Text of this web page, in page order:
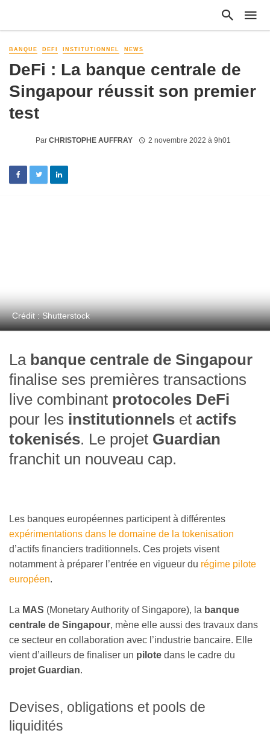
BANQUE DEFI INSTITUTIONNEL NEWS
DeFi : La banque centrale de
Singapour réussit son premier
test
Par CHRISTOPHE AUFFRAY 2 novembre 2022 à 9h01
Crédit : Shutterstock
Labanque centrale de Singapour
finalise ses premières transactions
live combinant protocoles DeFi
pour les institutionnels et actifs
tokenisés. Le projet Guardian
franchit un nouveau cap.
Les banques européennes participent à différentes
expérimentations dans le domaine de la tokenisation
d’actifs financiers traditionnels. Ces projets visent
notamment à préparer l’entrée en vigueur du régime pilote
européen.
La MAS (Monetary Authority of Singapore), la banque
centrale de Singapour, mène elle aussi des travaux dans
ce secteur en collaboration avec l’industrie bancaire. Elle
vient d’ailleurs de finaliser un pilote dans le cadre du
projet Guardian.
Devises, obligations et pools de
liquidités